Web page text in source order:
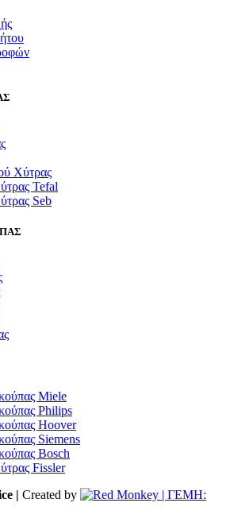
Χύτρας
Tefal
Seb
Miele
Philips
Hoover
Siemens
Bosch
Fissler
| Created by
| ΓΕΜΗ: